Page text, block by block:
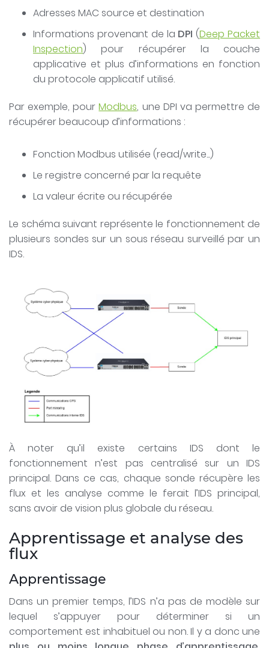
Adresses MAC source et destination
Informations provenant de la DPI (Deep Packet
Inspection) pour récupérer la couche
applicative et plus d’informations en fonction
du protocole applicatif utilisé.
Par exemple, pourModbus, une DPI va permettre de
récupérer beaucoup d’informations :
Fonction Modbus utilisée (read/write...)
Le registre concerné par la requête
La valeur écrite ou récupérée
Le schéma suivant représente le fonctionnement de
plusieurs sondes sur un sous réseau surveillé par un
IDS.
À noter qu’il existe certains IDS dont le
fonctionnement n’est pas centralisé sur un IDS
principal. Dans ce cas, chaque sonde récupère les
flux et les analyse comme le ferait l’IDS principal,
sans avoir de vision plus globale du réseau.
Apprentissage et analyse des
flux
Apprentissage
Dans un premier temps, l’IDS n’a pas de modèle sur
lequel s’appuyer pour déterminer si un
comportement est inhabituel ou non. Il y a donc une